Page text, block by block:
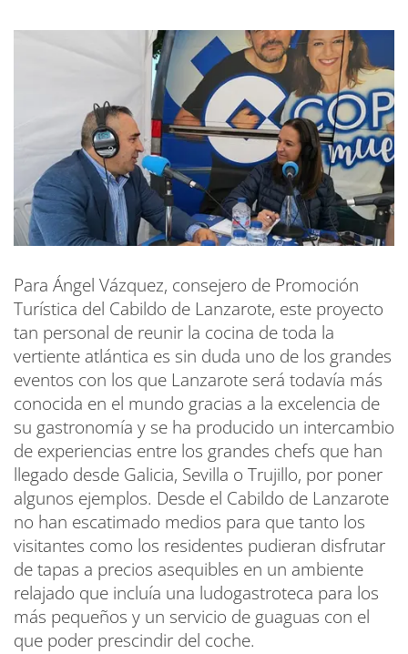
Para Ángel Vázquez, consejero de Promoción
Turística del Cabildo de Lanzarote, este proyecto
tan personal de reunir la cocina de toda la
vertiente atlántica es sin duda uno de los grandes
eventos con los que Lanzarote será todavía más
conocida en el mundo gracias a la excelencia de
su gastronomía y se ha producido un intercambio
de experiencias entre los grandes chefs que han
llegado desde Galicia, Sevilla o Trujillo, por poner
algunos ejemplos. Desde el Cabildo de Lanzarote
no han escatimado medios para que tanto los
visitantes como los residentes pudieran disfrutar
de tapas a precios asequibles en un ambiente
relajado que incluía una ludogastroteca para los
más pequeños y un servicio de guaguas con el
que poder prescindir del coche.